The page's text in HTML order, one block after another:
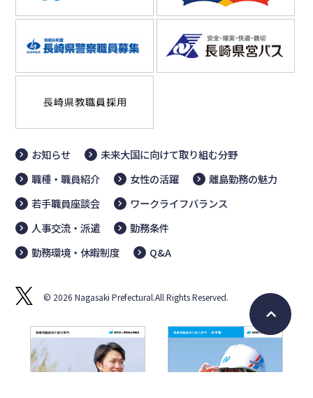
お知らせ
未来大国に向けて取り組む分野
職種・職員紹介
女性の活躍
離島勤務の魅力
若手職員座談会
ワークライフバランス
人事交流・派遣
勤務条件
勤務環境・休暇制度
Q&A
© 2026 Nagasaki Prefectural.All Rights Reserved.